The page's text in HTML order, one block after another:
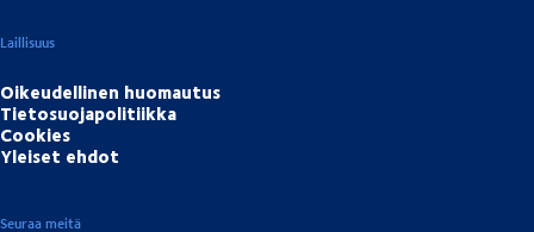
Laillisuus
Oikeudellinen huomautus
Tietosuojapolitiikka
Cookies
Yleiset ehdot
Seuraa meitä